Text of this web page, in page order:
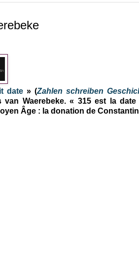
date » (Zahlen schreiben
van Waerebeke. « 315 est la
Âge : la donation de